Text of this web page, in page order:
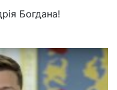
Богдана!